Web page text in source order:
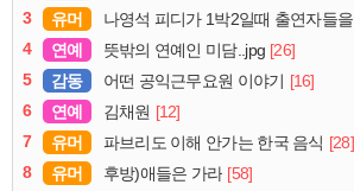
3
유머 나영석 피디가 1박2일때 출연자들
4
연예 뜻밖의 연예인 미담..jpg [26]
5
감동 어떤 공익근무요원 이야기
[16]
6
연예 김채원 [12]
7
유머 파브리도 이해 안가는 한국 음식 [28]
8
유머 후방)애들은 가라 [58]